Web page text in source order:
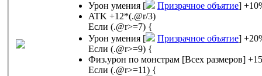
Урон умения [
Призрачное объятие ]
ATK +12*(.@r/3)
Если (.@r>=7) {
Урон умения [
Призрачное объятие ]
Если (.@r>=9) {
Физ.урон по монстрам
Если (.@r>=11) {